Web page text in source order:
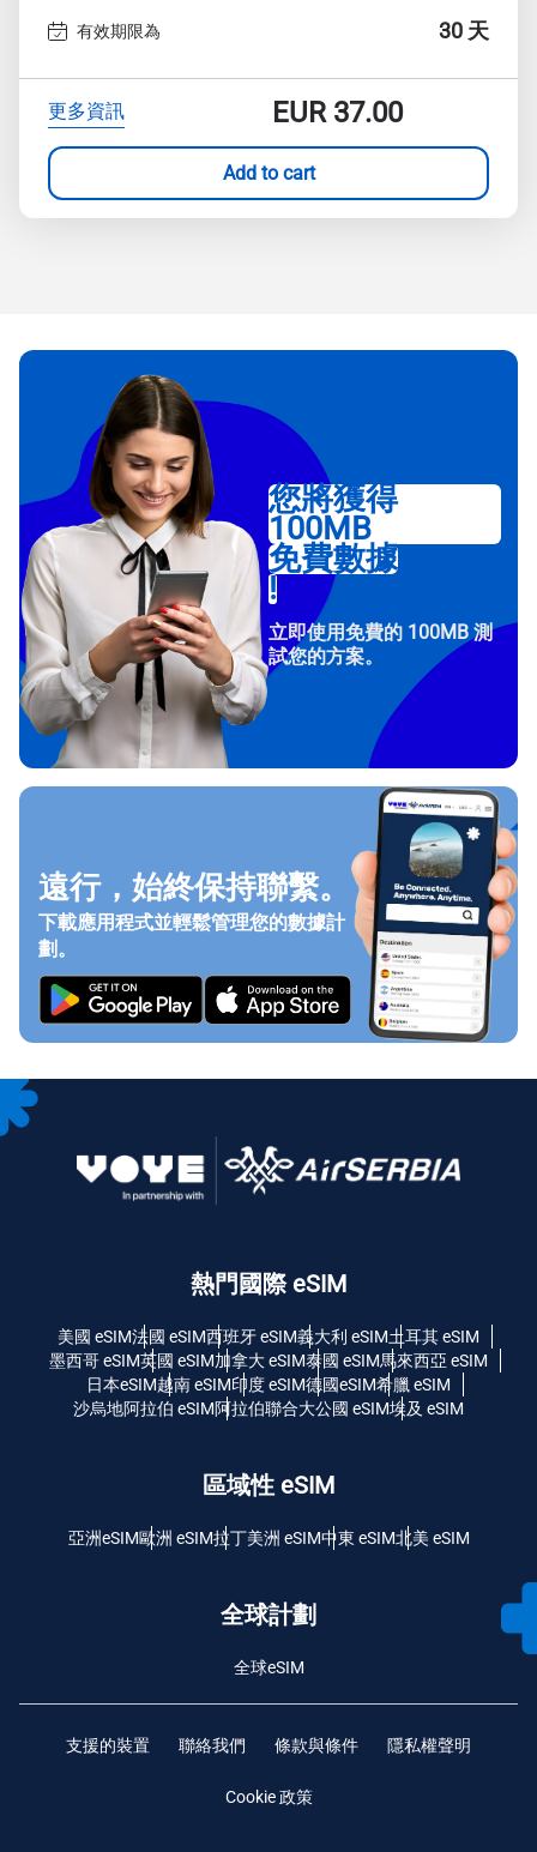
有效期限為 30 天
更多資訊 EUR37.00
Add to cart
您將獲得
100MB
免費數據
!
立即使用免費的 100MB 測
試您的方案。
遠行，始終保持聯繫。
下載應用程式並輕鬆管理您的數據計
劃。
熱門國際 eSIM
美國 eSIM法國 eSIM西班牙 eSIM義大利 eSIM土耳其 eSIM
墨西哥 eSIM英國 eSIM加拿大 eSIM泰國 eSIM馬來西亞 eSIM
日本eSIM越南 eSIM印度 eSIM德國eSIM希臘 eSIM
沙烏地阿拉伯 eSIM阿拉伯聯合大公國 eSIM埃及 eSIM
區域性 eSIM
亞洲eSIM歐洲 eSIM拉丁美洲 eSIM中東 eSIM北美 eSIM
全球計劃
全球eSIM
支援的裝置 聯絡我們 條款與條件 隱私權聲明
Cookie 政策